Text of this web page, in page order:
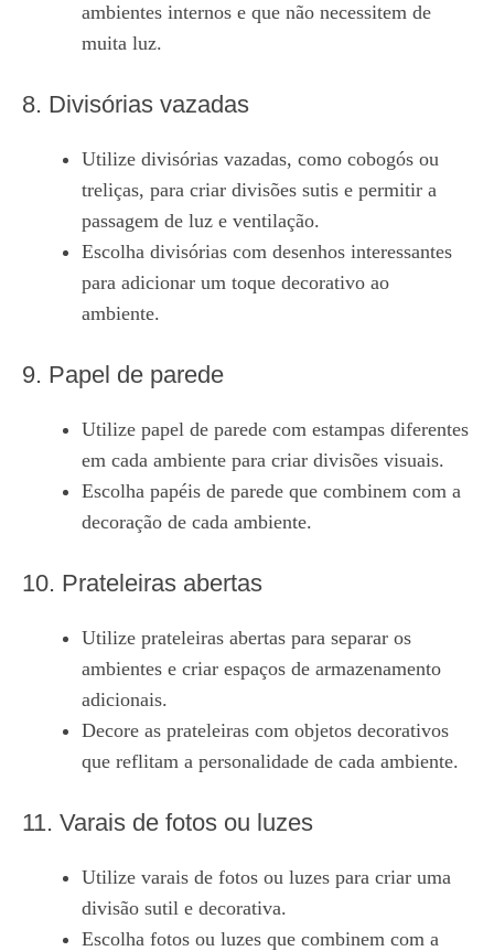
ambientes internos e que não necessitem de
muita luz.
8. Divisórias vazadas
Utilize divisórias vazadas, como cobogós ou
treliças, para criar divisões sutis e permitir a
passagem de luz e ventilação.
Escolha divisórias com desenhos interessantes
para adicionar um toque decorativo ao
ambiente.
9. Papel de parede
Utilize papel de parede com estampas diferentes
em cada ambiente para criar divisões visuais.
Escolha papéis de parede que combinem com a
decoração de cada ambiente.
10. Prateleiras abertas
Utilize prateleiras abertas para separar os
ambientes e criar espaços de armazenamento
adicionais.
Decore as prateleiras com objetos decorativos
que reflitam a personalidade de cada ambiente.
11. Varais de fotos ou luzes
Utilize varais de fotos ou luzes para criar uma
divisão sutil e decorativa.
Escolha fotos ou luzes que combinem com a